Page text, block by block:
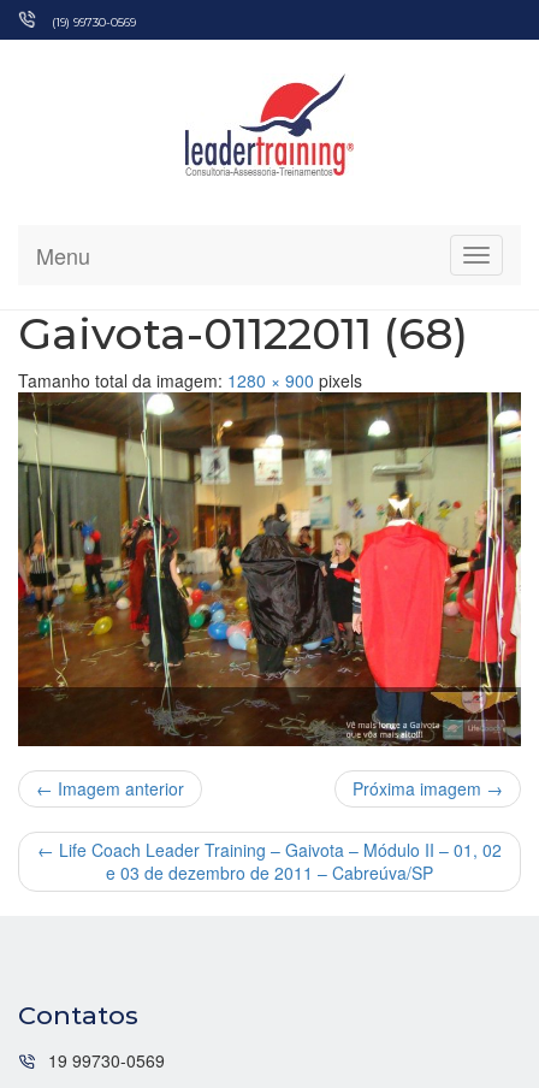
Pular
(19) 99730-0569
Menu
Gaivota-01122011 (68)
Tamanho total da imagem: 1280 × 900 pixels
← Imagem anterior Próxima imagem →
← Life Coach Leader Training – Gaivota – Módulo II – 01, 02
e 03 de dezembro de 2011 – Cabreúva/SP
Contatos
19 99730-0569